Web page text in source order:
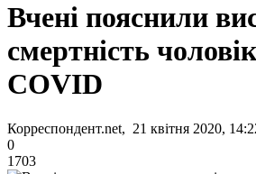
Вчені пояснили
смертність
COVID
Корреспондент.net, 21 квітня 2020,
0
1703